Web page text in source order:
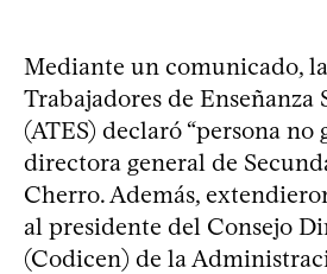
Mediante un comunicado,
Trabajadores de Enseñanza
(ATES) declaró “persona no
directora general de
Cherro. Además,
al presidente del Consejo
(Codicen) de la